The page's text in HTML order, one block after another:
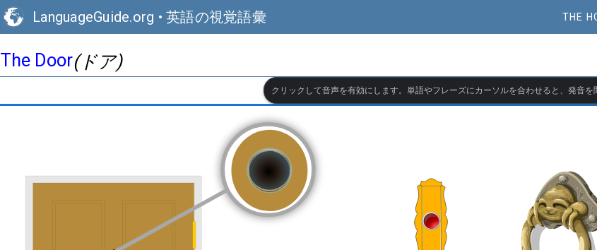
LanguageGuide.org • 英語の視覚語彙 THE
The Door(ドア)
クリックして音声を有効にします。単語やフレーズにカーソルを合わせると、発音を